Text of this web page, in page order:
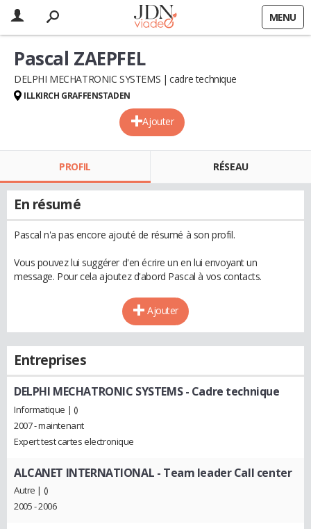
MENU
Ajouter
Pascal ZAEPFEL
DELPHI MECHATRONIC SYSTEMS cadre technique
ILLKIRCH GRAFFENSTADEN
PROFIL RÉSEAU
En résumé
Pascal n'a pas encore ajouté de résumé à son profil.
Vous pouvez lui suggérer d'en écrire un en lui envoyant un
message. Pour cela ajoutez d'abord Pascal à vos contacts.
Ajouter
Entreprises
DELPHI MECHATRONIC SYSTEMS- Cadre technique
Informatique | ()
2007 - maintenant
Expert test cartes electronique
ALCANET INTERNATIONAL - Team leader Call center
Autre | ()
2005 - 2006